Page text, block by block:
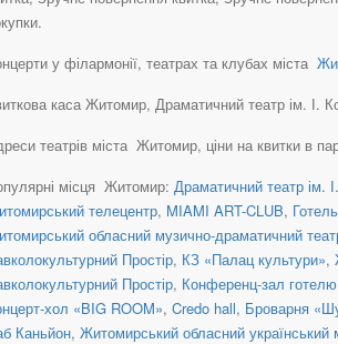
у філармонії, театрах та клубах міста
каса Житомир, Драматичний театр ім. І.
театрів міста Житомир, ціни на квитки в
місця Житомир: Драматичний театр ім.
телецентр, MIAMI ART-CLUB,
обласний музично-драматичний
Простір, КЗ «Палац культури»,
Простір, Конференц-зал
хол «BIG ROOM», Credo hall, Броварня
Каньйон, Житомирський обласний український